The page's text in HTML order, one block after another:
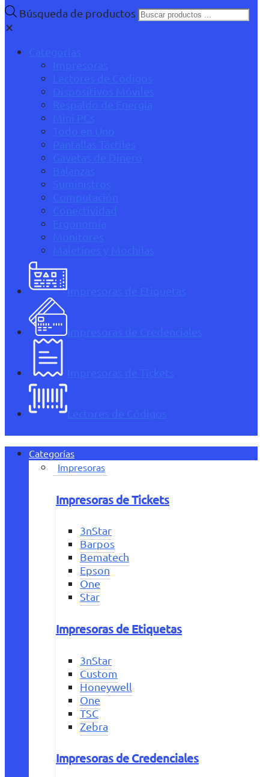
Búsqueda de productos
✕
Categorías
Impresoras
Lectores de Códigos
Dispositivos Móviles
Respaldo de Energía
Mini PCs
Todo en Uno
Pantallas Táctiles
Gavetas de Dinero
Balanzas
Suministros
Computación
Conectividad
Ergonomía
Monitores
Maletines y Mochilas
Impresoras de Etiquetas
Impresoras de Credenciales
Impresoras de Tickets
Lectores de Códigos
Categorías
Impresoras
Impresoras de Tickets
3nStar
Barpos
Bematech
Epson
One
Star
Impresoras de Etiquetas
3nStar
Custom
Honeywell
One
TSC
Zebra
Impresoras de Credenciales